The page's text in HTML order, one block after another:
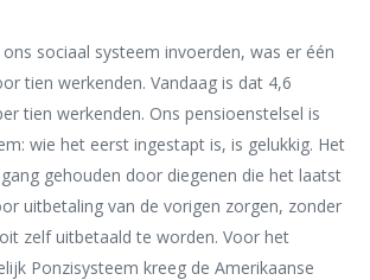
sociaal systeem invoerden, was er één
tien werkenden. Vandaag is dat 4,6
tien werkenden. Ons pensioenstelsel is
wie het eerst ingestapt is, is gelukkig. Het
gehouden door diegenen die het laatst
uitbetaling van de vorigen zorgen, zonder
zelf uitbetaald te worden. Voor het
Ponzisysteem kreeg de Amerikaanse